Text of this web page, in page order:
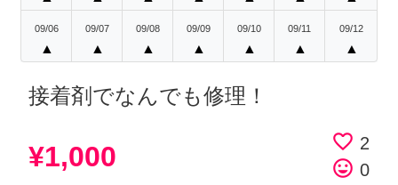
09/06
▲
09/07
▲
09/08
▲
09/09
▲
09/10
▲
09/11
▲
09/12
▲
接着剤でなんでも修理！
¥1,000 favorite_border 2
tag_faces 0